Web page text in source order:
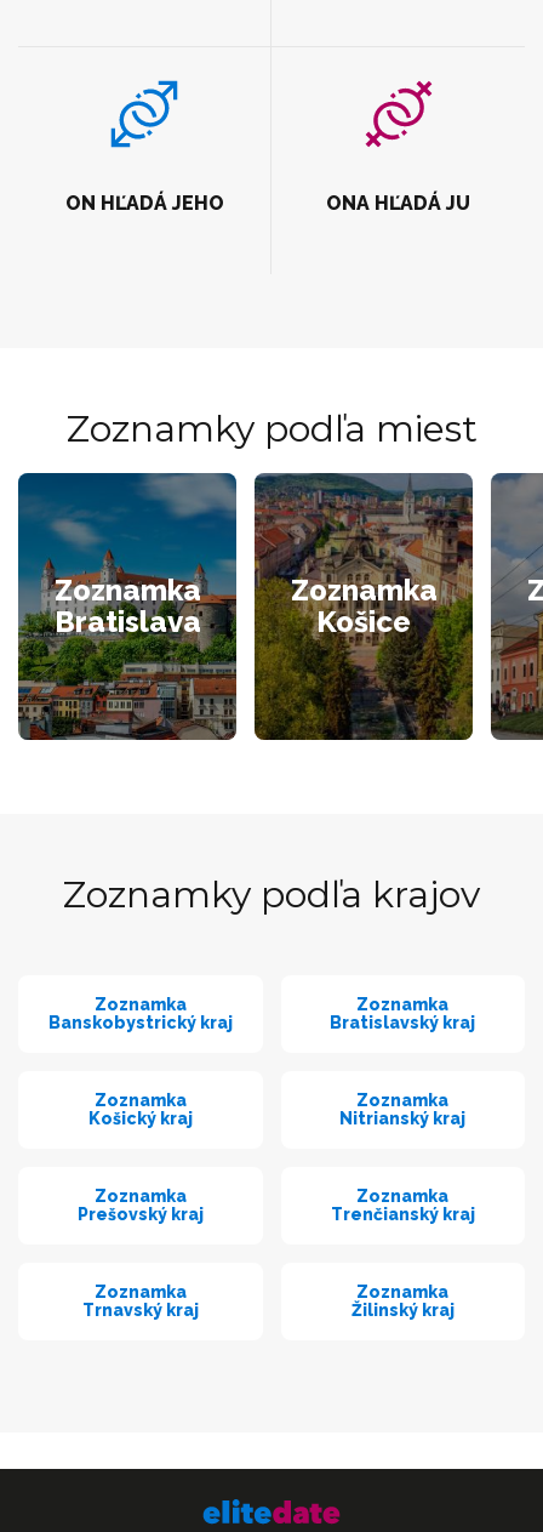
ON HĽADÁ JEHO ONA HĽADÁ JU
Zoznamky podľa miest
Zoznamka
Bratislava
Zoznamka
Košice
Zoznamky podľa krajov
Zoznamka
Banskobystrický kraj
Zoznamka
Bratislavský kraj
Zoznamka
Košický kraj
Zoznamka
Nitrianský kraj
Zoznamka
Prešovský kraj
Zoznamka
Trenčianský kraj
Zoznamka
Trnavský kraj
Zoznamka
Žilinský kraj